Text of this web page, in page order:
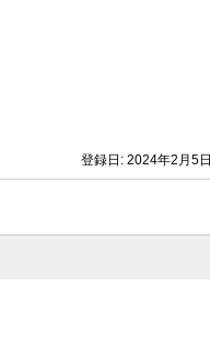
登録日: 2024年2月5日